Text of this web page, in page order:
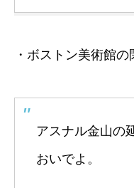
・ボストン美術館の
アスナル金山の
おいでよ。